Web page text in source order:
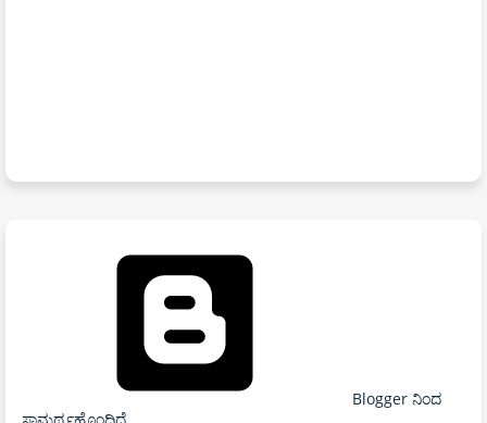
Blogger ನಿಂದ